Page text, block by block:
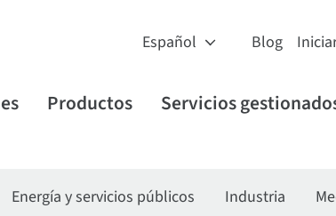
Blog
Productos Servicios
Energía y servicios públicos Industria